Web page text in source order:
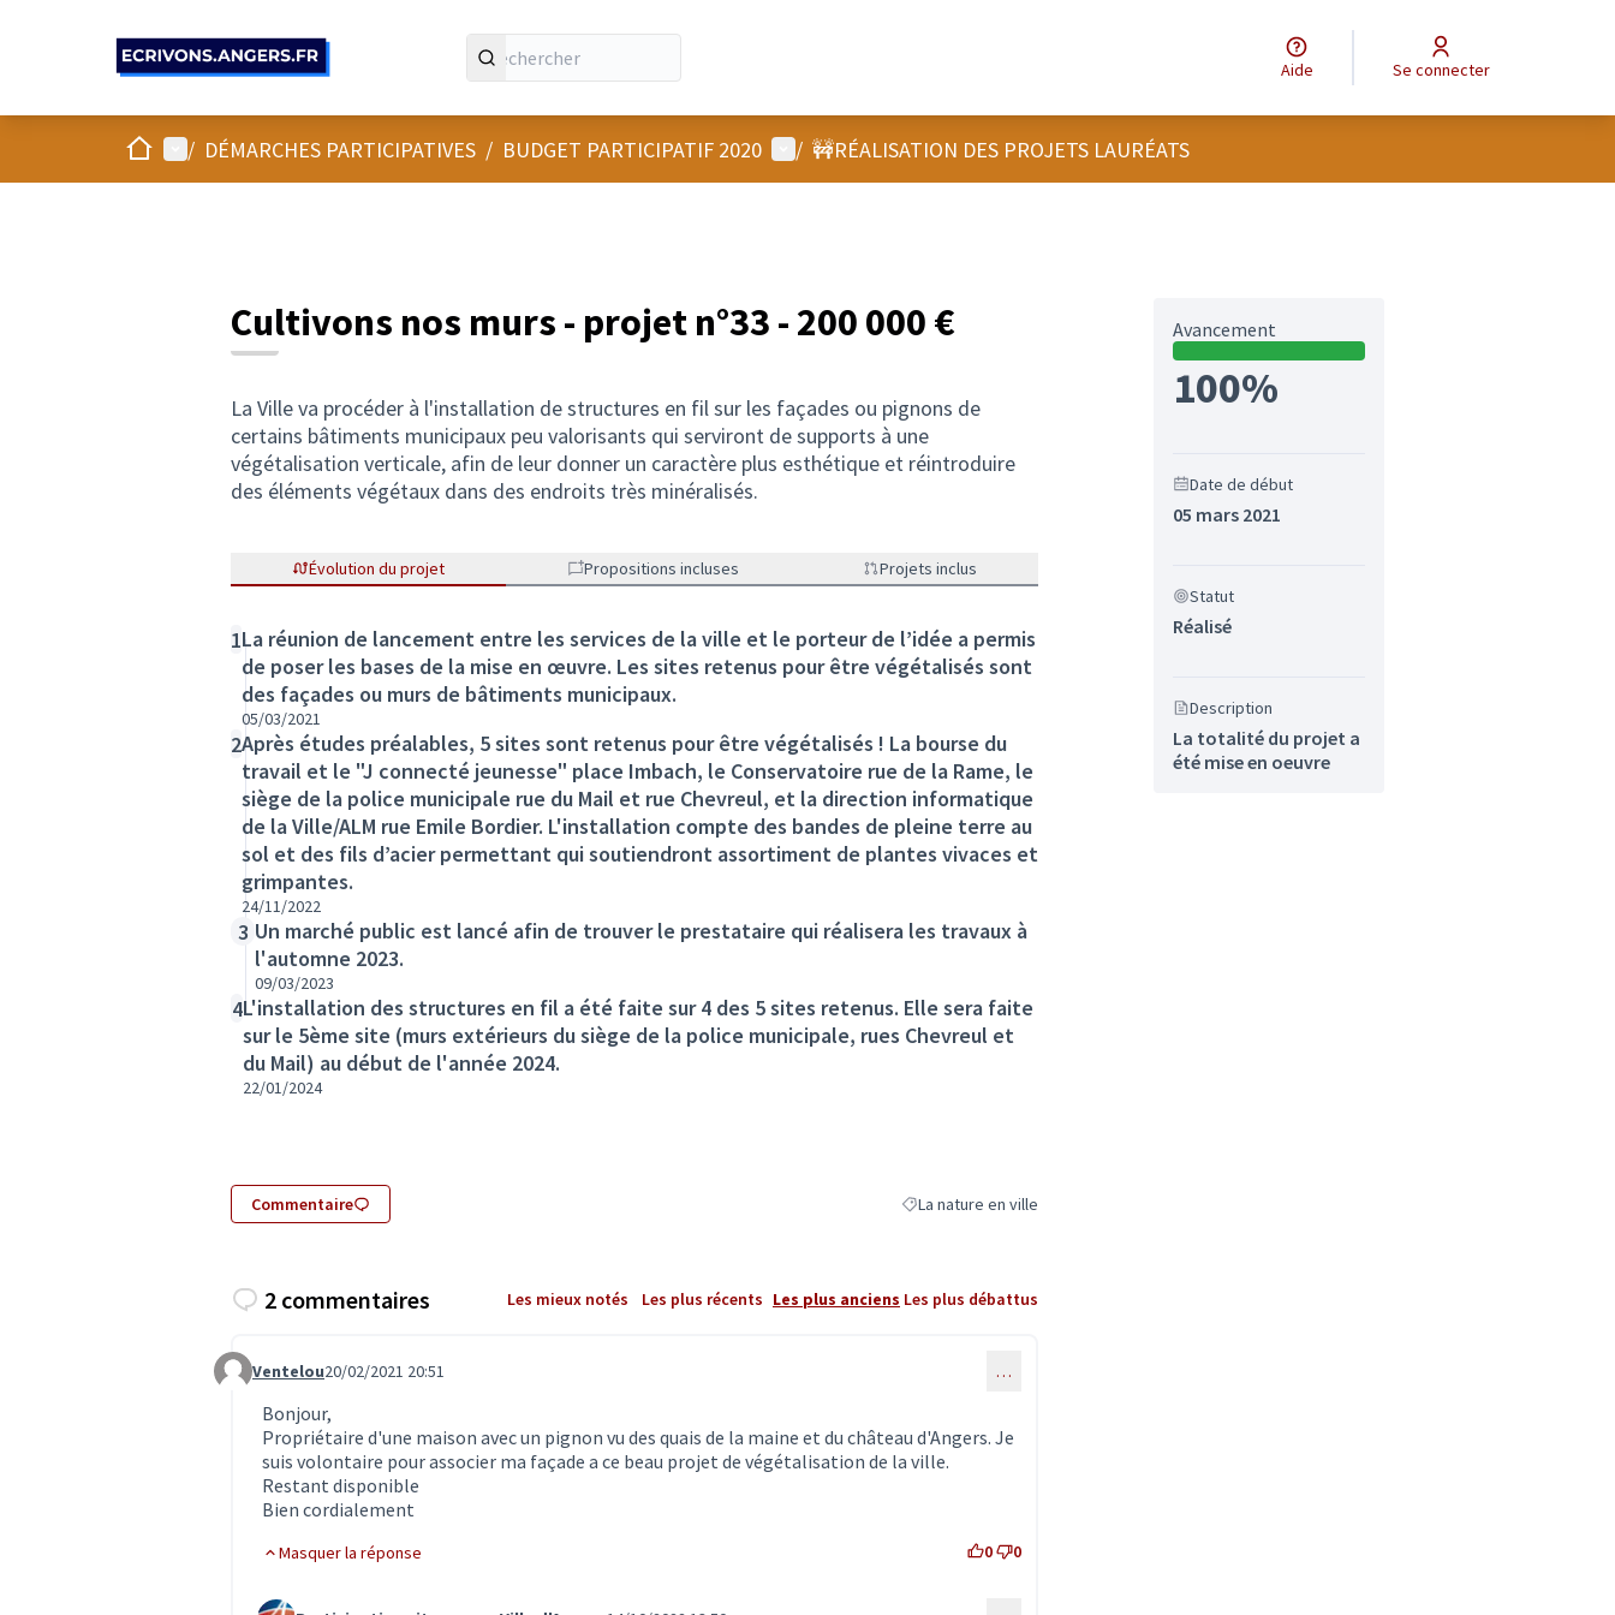
Aide Se connecter
AccueilMenu principal
/ DÉMARCHES PARTICIPATIVES / BUDGET PARTICIPATIF 2020 Menu utilisateur
/ 🚧RÉALISATION DES PROJETS LAURÉATS
Cultivons nos murs - projet n°33 - 200 000 €
La Ville va procéder à l'installation de structures en fil sur les façades ou pignons de
certains bâtiments municipaux peu valorisants qui serviront de supports à une
végétalisation verticale, afin de leur donner un caractère plus esthétique et réintroduire
des éléments végétaux dans des endroits très minéralisés.
Évolution du projet Propositions incluses Projets inclus
1La réunion de lancement entre les services de la ville et le porteur de l’idée a permis
de poser les bases de la mise en œuvre. Les sites retenus pour être végétalisés sont
des façades ou murs de bâtiments municipaux.
05/03/2021
2Après études préalables, 5 sites sont retenus pour être végétalisés ! La bourse du
travail et le "J connecté jeunesse" place Imbach, le Conservatoire rue de la Rame, le
siège de la police municipale rue du Mail et rue Chevreul, et la direction informatique
de la Ville/ALM rue Emile Bordier. L'installation compte des bandes de pleine terre au
sol et des fils d’acier permettant qui soutiendront assortiment de plantes vivaces et
grimpantes.
24/11/2022
3 Un marché public est lancé afin de trouver le prestataire qui réalisera les travaux à
l'automne 2023.
09/03/2023
4L'installation des structures en fil a été faite sur 4 des 5 sites retenus. Elle sera faite
sur le 5ème site (murs extérieurs du siège de la police municipale, rues Chevreul et
du Mail) au début de l'année 2024.
22/01/2024
Commentaire Filtrer les résultats de la catégorie : La nature en ville
La nature en ville
Avancement
100%
Date de début
05 mars 2021
Statut
Réalisé
Description
La totalité du projet a
été mise en oeuvre
2 commentaires Les mieux notés Les plus récents Les plus anciens Les plus débattus
Commentaire 2712
Ventelou20/02/2021 20:51 …
Bonjour,
Propriétaire d'une maison avec un pignon vu des quais de la maine et du château d'Angers. Je
suis volontaire pour associer ma façade a ce beau projet de végétalisation de la ville.
Restant disponible
Bien cordialement
Masquer la réponse 0 0